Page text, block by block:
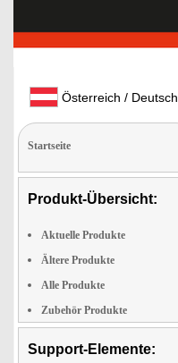
Österreich / Deutsch
Startseite
Produkt-Übersicht:
Aktuelle Produkte
Ältere Produkte
Alle Produkte
Zubehör Produkte
Support-Elemente: